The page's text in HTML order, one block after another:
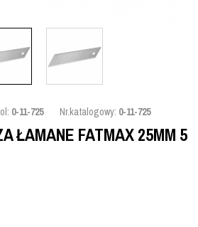
0-11-725 Nr.katalogowy: 0-11-725
ŁAMANE FATMAX 25MM 5